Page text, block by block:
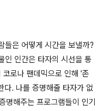
들은 어떻게 시간을 보낼까?
인 인간은 타자의 시선을 통
로나 팬데믹으로 인해 '존
다. 나를 증명해줄 타자가 없
해주는 프로그램들이 인기